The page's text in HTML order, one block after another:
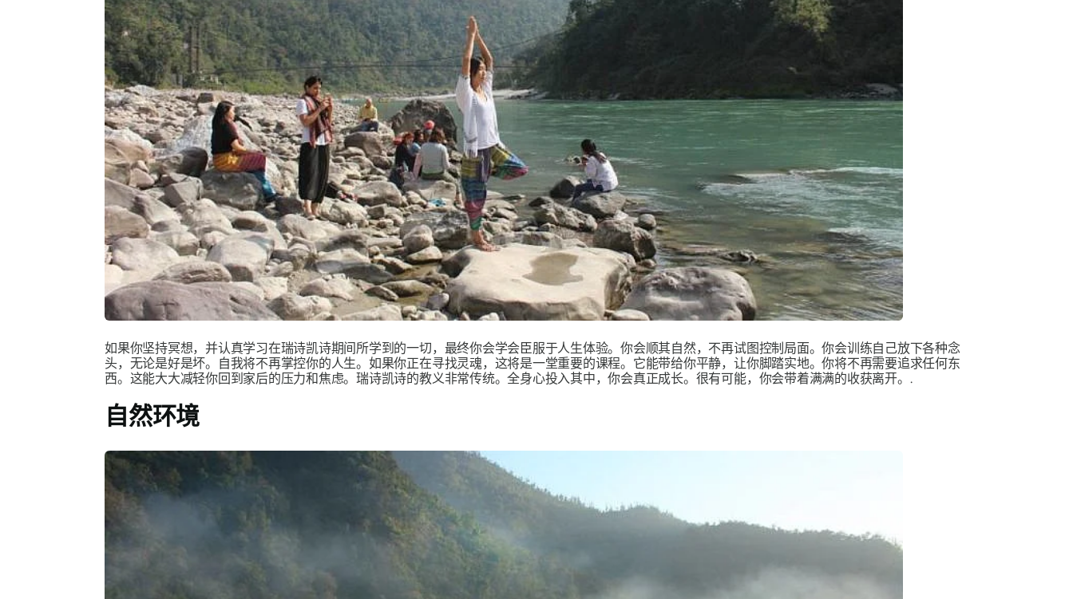
如果你坚持冥想，并认真学习在瑞诗凯诗期间所学到的一切，最终你会学会臣服于人生体验。你会顺其自然，不再试图控制局面。你会训练自己放下各种念
头，无论是好是坏。自我将不再掌控你的人生。如果你正在寻找灵魂，这将是一堂重要的课程。它能带给你平静，让你脚踏实地。你将不再需要追求任何东
西。这能大大减轻你回到家后的压力和焦虑。瑞诗凯诗的教义非常传统。全身心投入其中，你会真正成长。很有可能，你会带着满满的收获离开。.
自然环境